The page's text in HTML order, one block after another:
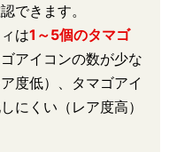
できます。
は1～5個のタマゴ
アイコンの数が少な
度低）、タマゴアイ
にくい（レア度高）